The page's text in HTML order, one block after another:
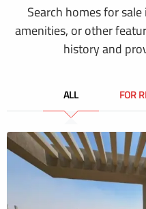
Search homes for
amenities, or other
history and
ALL FOR